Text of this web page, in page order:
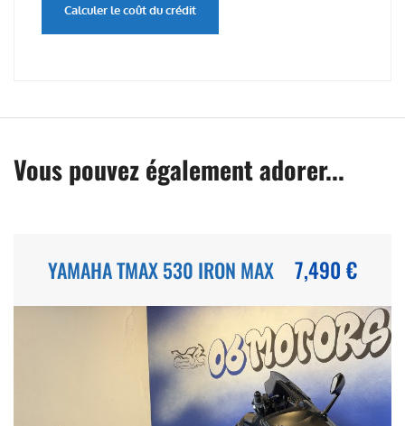
Calculer le coût du crédit
Vous pouvez également adorer...
YAMAHA TMAX 530 IRON MAX 7,490 €